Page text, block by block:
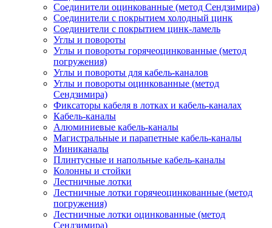
Соединители оцинкованные (метод Сендзимира)
Соединители с покрытием холодный цинк
Соединители с покрытием цинк-ламель
Углы и повороты
Углы и повороты горячеоцинкованные (метод
погружения)
Углы и повороты для кабель-каналов
Углы и повороты оцинкованные (метод
Сендзимира)
Фиксаторы кабеля в лотках и кабель-каналах
Кабель-каналы
Алюминиевые кабель-каналы
Магистральные и парапетные кабель-каналы
Миниканалы
Плинтусные и напольные кабель-каналы
Колонны и стойки
Лестничные лотки
Лестничные лотки горячеоцинкованные (метод
погружения)
Лестничные лотки оцинкованные (метод
Сендзимира)